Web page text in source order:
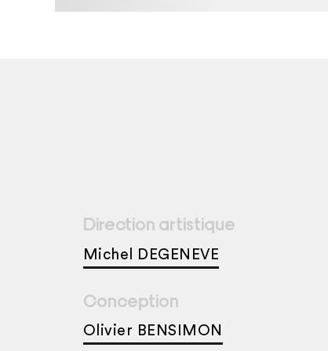
Direction artistique
Michel DEGENEVE
Conception
Olivier BENSIMON